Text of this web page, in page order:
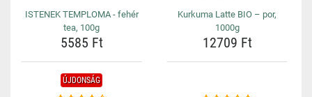
ISTENEK TEMPLOMA - fehér
tea, 100g
5585 Ft
Kurkuma Latte BIO – por,
1000g
12709 Ft
ÚJDONSÁG